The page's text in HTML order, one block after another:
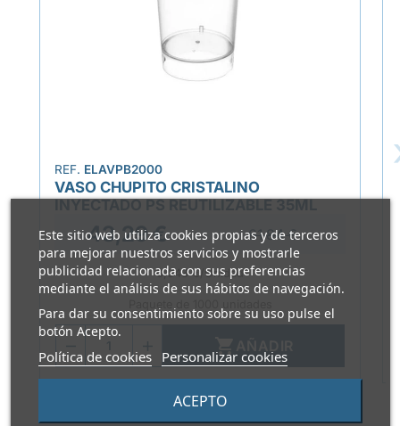
Este sitio web utiliza cookies propias y de terceros
para mejorar nuestros servicios y mostrarle
publicidad relacionada con sus preferencias
mediante el análisis de sus hábitos de navegación.
Para dar su consentimiento sobre su uso pulse el
botón Acepto.
Política de cookies Personalizar cookies
ACEPTO
REF. ELAVPB2000
VASO CHUPITO CRISTALINO
43,29 € 61,84 €
0,043 €/Unidad